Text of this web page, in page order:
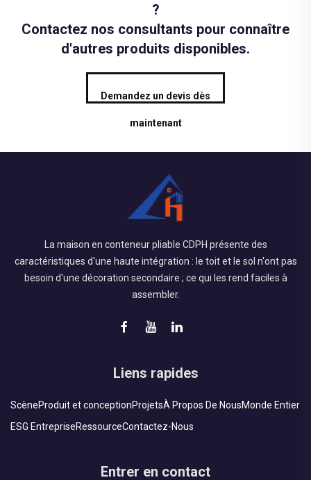
?
Contactez nos consultants pour connaître
d'autres produits disponibles.
Demandez un devis dès
maintenant
La maison en conteneur pliable CDPH présente des
caractéristiques d'une haute intégration : le toit et le sol n'ont pas
besoin d'une décoration secondaire ; ce qui les rend faciles à
assembler.
Liens rapides
ScèneProduit et conceptionProjetsÀ Propos De NousMonde Entier
ESG EntrepriseRessourceContactez-Nous
Entrer en contact